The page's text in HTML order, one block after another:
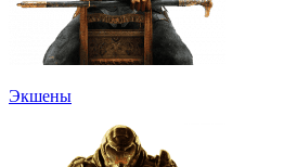
Экшены